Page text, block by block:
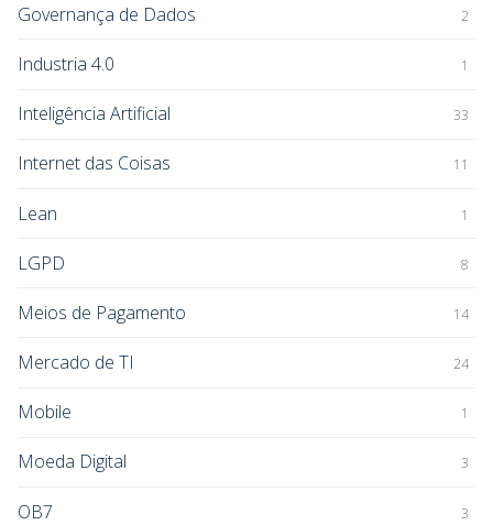
Governança de Dados 2
Industria 4.0 1
Inteligência Artificial 33
Internet das Coisas 11
Lean 1
LGPD 8
Meios de Pagamento 14
Mercado de TI 24
Mobile 1
Moeda Digital 3
OB7 3